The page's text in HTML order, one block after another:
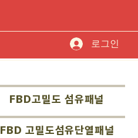
로그인
FBD고밀도 섬유패널
FBD 고밀도섬유단열패널